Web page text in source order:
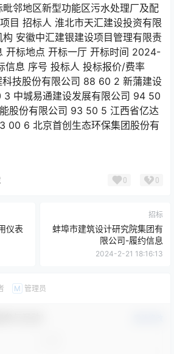
毗邻地区新型功能区污水处理厂及配
目 招标人 淮北市天汇建设投资有限
安徽中汇建银建设项目管理有限责
开标地点 开标一厅 开标时间 2024-
息 序号 投标人 投标报价/费率
科技股份有限公司 88 60 2 新蒲建设
中城易通建设发展有限公司 94 50
股份有限公司 93 50 5 江西省亿达
00 6 北京首创生态环保集团股份有
0 0
仪表
招标
蚌埠市建筑设计研究院集团有
限公司-履约信息
2024-2-21 18:16:13
M 管理员